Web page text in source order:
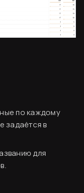
по каждому
задаётся в
для